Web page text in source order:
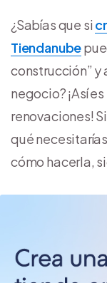
¿Sabías que si
Tiendanube
construcción”
negocio? ¡Así
renovaciones!
qué
cómo hacerla,